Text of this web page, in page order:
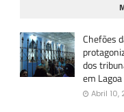
Chefões
dos
em Lagoa
Abril 10,